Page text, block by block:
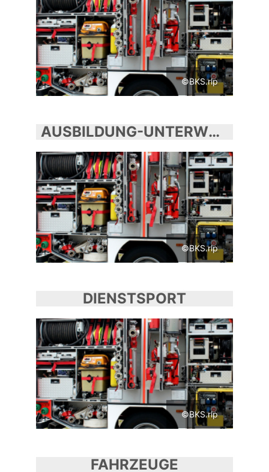
©BKS.rlp
AUSBILDUNG-UNTERWEISUNGEN-SEMINARE UND LEHRGÄNGE
©BKS.rlp
DIENSTSPORT
©BKS.rlp
FAHRZEUGE